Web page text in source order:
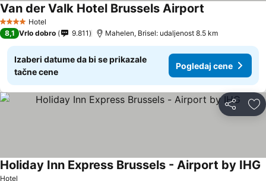
4 ZvezdiceHotel
Van der Valk Hotel Brussels Airport
8,1 Vrlo dobro 9.811 Mahelen, Brisel: udaljenost 8.5 km
Izaberi datume da bi se prikazale
tačne cene
Pogledaj cene
Deli
Hotel
Holiday Inn Express Brussels - Airport by IHG